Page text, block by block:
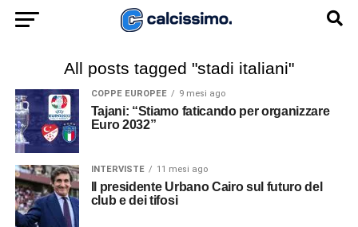
All posts tagged "stadi italiani"
COPPE EUROPEE 9 mesi ago
Tajani: “Stiamo faticando per organizzare
Euro 2032”
INTERVISTE 11 mesi ago
Il presidente Urbano Cairo sul futuro del
club e dei tifosi